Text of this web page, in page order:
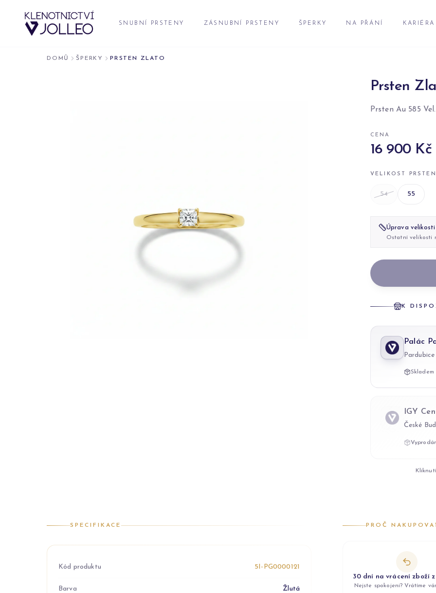
SNUBNÍ PRSTENY ZÁSNUBNÍ PRSTENY ŠPERKY NA PŘÁNÍ KARIÉRA
DOMŮ ŠPERKY PRSTEN ZLATO
Prsten
Prsten Au 585
CENA
16 900 Kč
VELIKOST
54 55
Úprava velikosti
Ostatní velikosti
K
Palác
Pardubice
Skladem
IGY
České
SPECIFIKACE
Kód produktu 5I-PG0000121
Barva Žlutá
PROČ
30 dní na vrácení zboží z
Nejste spokojeni? Vrátíme